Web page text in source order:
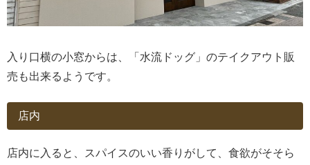
入り口横の小窓からは、「水流ドッグ」のテイクアウト販
売も出来るようです。
店内
店内に入ると、スパイスのいい香りがして、食欲がそそら